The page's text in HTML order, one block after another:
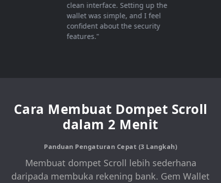
clean interface. Setting up the
wallet was simple, and I feel
confident about the security
features."
Cara Membuat Dompet Scroll
dalam 2 Menit
Panduan Pengaturan Cepat (3 Langkah)
Membuat dompet Scroll lebih sederhana
daripada membuka rekening bank. Gem Wallet